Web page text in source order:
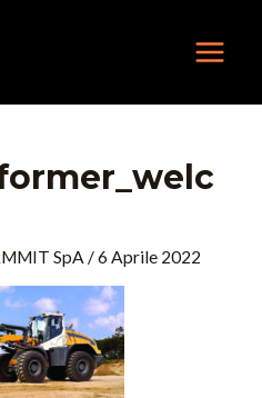
SpA /6 Aprile 2022